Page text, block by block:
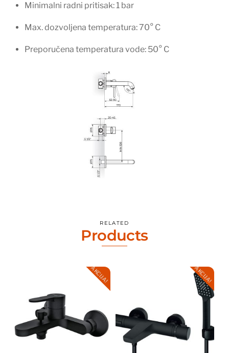
Minimalni radni pritisak: 1 bar
Max. dozvoljena temperatura: 70° C
Preporučena temperatura vode: 50° C
RELATED
Products
AKCIJA! AKCIJA!